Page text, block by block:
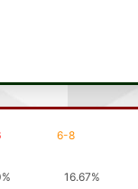
6-8
16.67%